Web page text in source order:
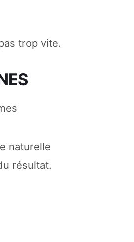
trop vite.
naturelle
résultat.